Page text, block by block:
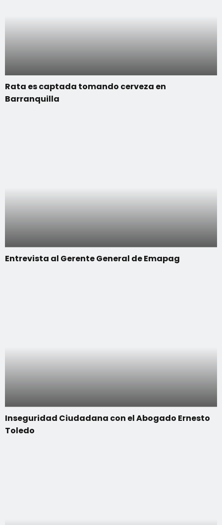
Rata es captada tomando cerveza en
Barranquilla
Entrevista al Gerente General de Emapag
Inseguridad Ciudadana con el Abogado Ernesto
Toledo